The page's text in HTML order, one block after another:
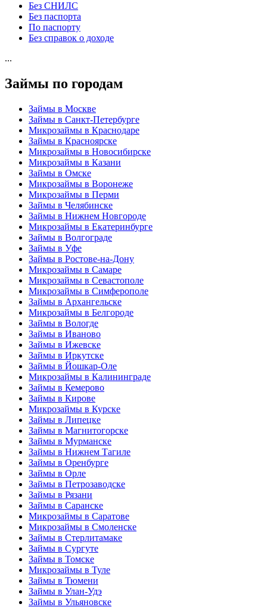
Без СНИЛС
Без паспорта
По паспорту
Без справок о доходе
...
Займы по городам
Займы в Москве
Займы в Санкт-Петербурге
Микрозаймы в Краснодаре
Займы в Красноярске
Микрозаймы в Новосибирске
Микрозаймы в Казани
Займы в Омске
Микрозаймы в Воронеже
Микрозаймы в Перми
Займы в Челябинске
Займы в Нижнем Новгороде
Микрозаймы в Екатеринбурге
Займы в Волгограде
Займы в Уфе
Займы в Ростове-на-Дону
Микрозаймы в Самаре
Микрозаймы в Севастополе
Микрозаймы в Симферополе
Займы в Архангельске
Микрозаймы в Белгороде
Займы в Вологде
Займы в Иваново
Займы в Ижевске
Займы в Иркутске
Займы в Йошкар-Оле
Микрозаймы в Калининграде
Займы в Кемерово
Займы в Кирове
Микрозаймы в Курске
Займы в Липецке
Займы в Магнитогорске
Займы в Мурманске
Займы в Нижнем Тагиле
Займы в Оренбурге
Займы в Орле
Займы в Петрозаводске
Займы в Рязани
Займы в Саранске
Микрозаймы в Саратове
Микрозаймы в Смоленске
Займы в Стерлитамаке
Займы в Сургуте
Займы в Томске
Микрозаймы в Туле
Займы в Тюмени
Займы в Улан-Удэ
Займы в Ульяновске